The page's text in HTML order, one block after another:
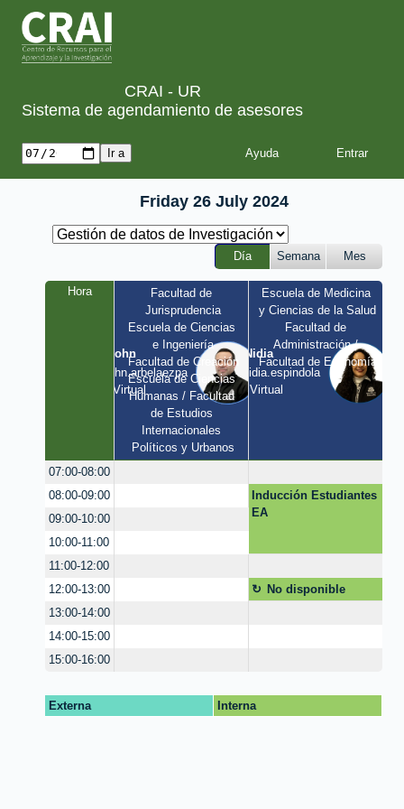
CRAI - UR
Sistema de agendamiento de asesores
Ayuda
Friday 26 July 2024
Día Semana Mes
Hora
John
john.arbelaezpa
/ Virtual
Facultad de
Jurisprudencia
Escuela de Ciencias
e Ingeniería
Facultad de Creación
Escuela de Ciencias
Humanas / Facultad
de Estudios
Internacionales
Políticos y Urbanos
Nidia
nidia.espindola
/ Virtual
Escuela de Medicina
y Ciencias de la Salud
Facultad de
Administración /
Facultad de Economía
07:00-08:00
08:00-09:00
Inducción Estudiantes
EA
09:00-10:00
10:00-11:00
11:00-12:00
12:00-13:00
No disponible
13:00-14:00
14:00-15:00
15:00-16:00
Externa Interna